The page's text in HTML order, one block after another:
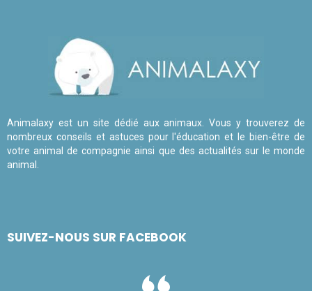
Animalaxy est un site dédié aux animaux. Vous y trouverez de
nombreux conseils et astuces pour l'éducation et le bien-être de
votre animal de compagnie ainsi que des actualités sur le monde
animal.
SUIVEZ-NOUS SUR FACEBOOK